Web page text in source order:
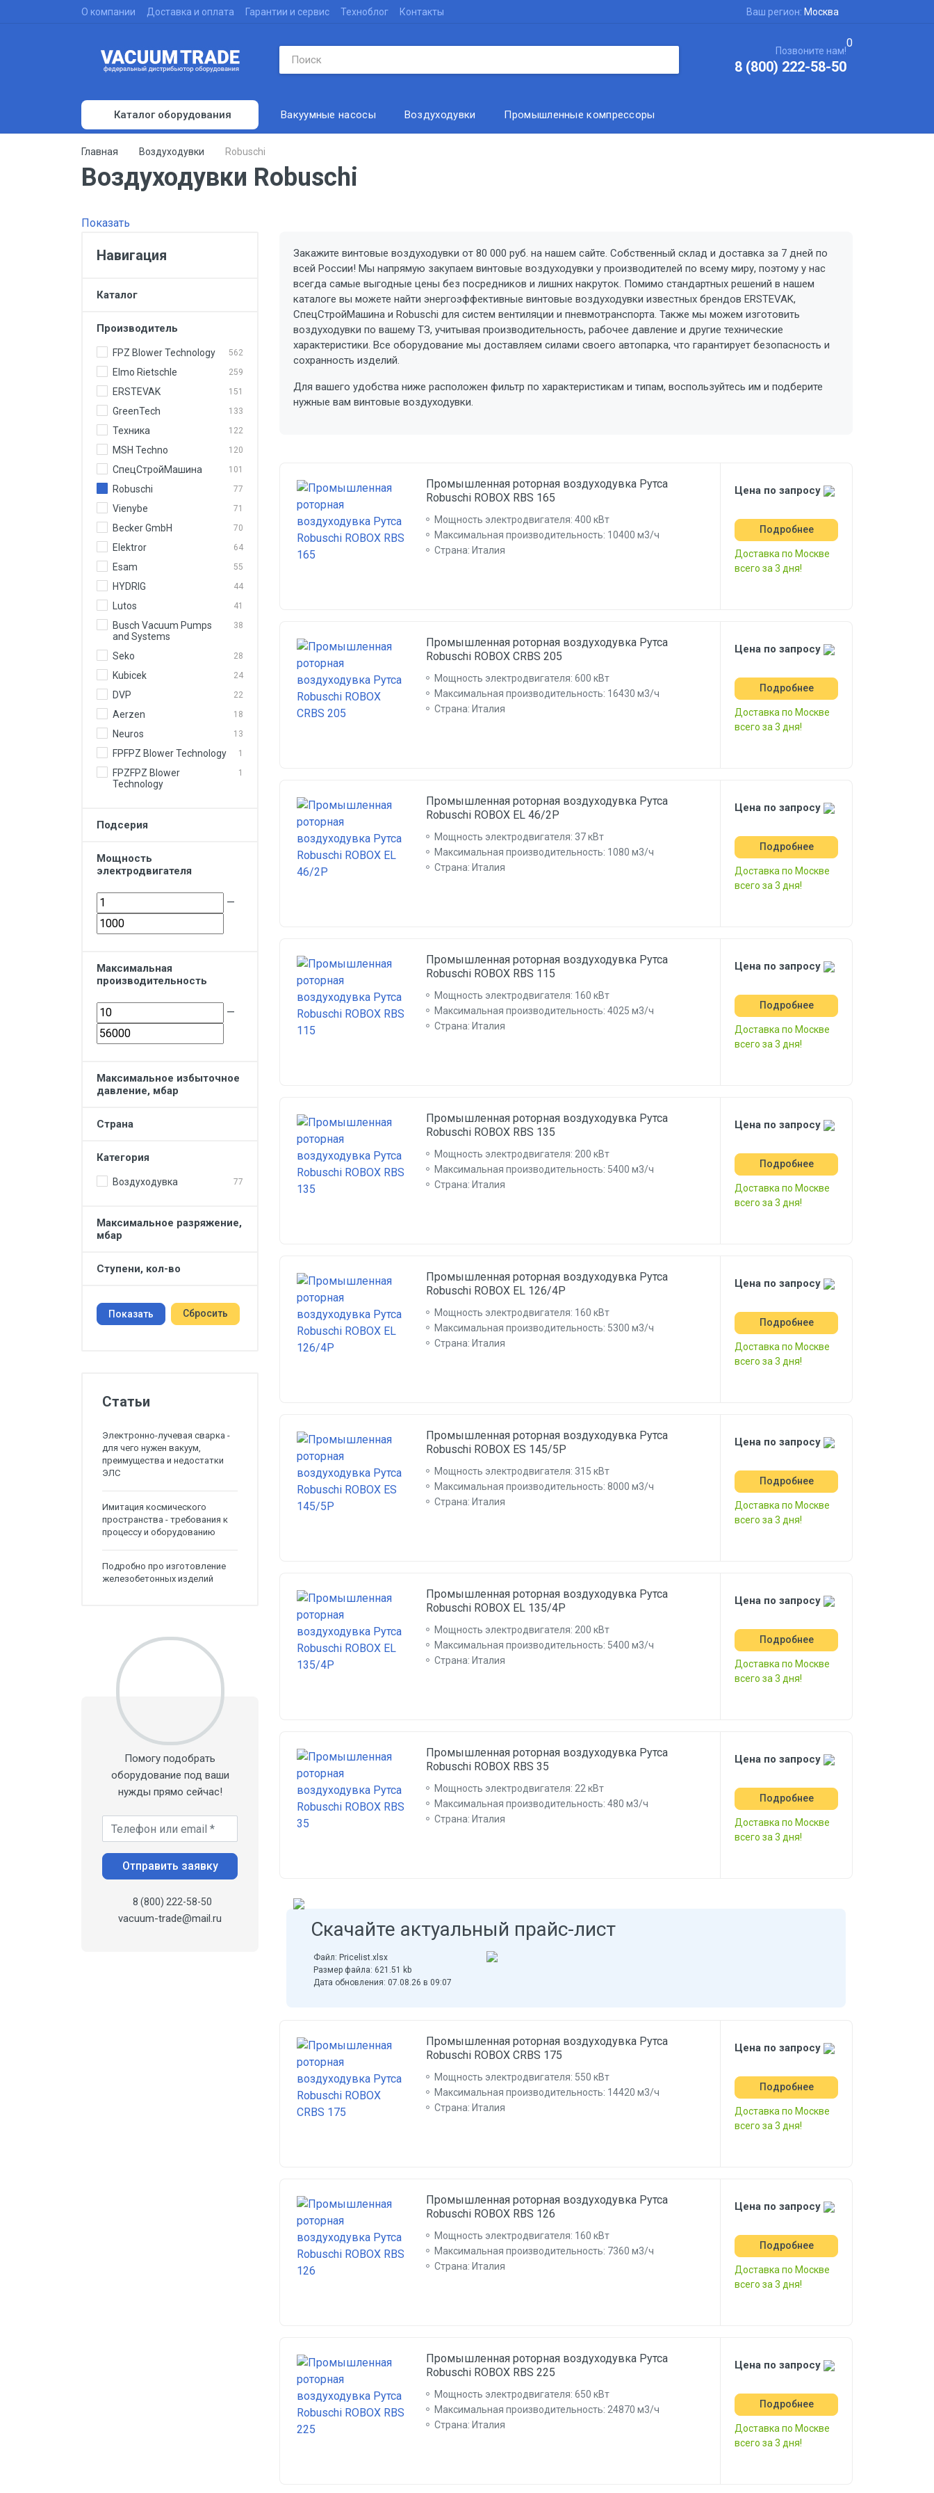
О компании Доставка и оплата Гарантии и сервис Техноблог Контакты Ваш регион: Москва
Позвоните нам!
8 (800) 222-58-50
0
Вакуумные насосы
Воздуходувки
Испытательное оборудование
Вакуумметры
Вакуумные фильтры
Вакуумная арматура
Изостатические прессы
Вакуумные сушильные шкафы
Течеискатели
Вакуумное масло
Вакуумные датчики
Каталог оборудования Вакуумные насосы Воздуходувки Промышленные компрессоры
Главная Воздуходувки Robuschi
Воздуходувки Robuschi
Показать
Навигация
Каталог
Производитель
FPZ Blower Technology 562
Elmo Rietschle 259
ERSTEVAK 151
GreenTech 133
Техника 122
MSH Techno 120
СпецСтройМашина 101
Robuschi 77
Vienybe 71
Becker GmbH 70
Elektror 64
Esam 55
HYDRIG 44
Lutos 41
Busch Vacuum Pumps
and Systems
38
Seko 28
Kubicek 24
DVP 22
Aerzen 18
Neuros 13
FPFPZ Blower Technology 1
FPZFPZ Blower
Technology
1
Подсерия
Мощность
электродвигателя
—
Максимальная
производительность
—
Максимальное избыточное
давление, мбар
Страна
Категория
Воздуходувка 77
Максимальное разряжение,
мбар
Ступени, кол-во
Показать Сбросить
Статьи
Электронно-лучевая сварка -
для чего нужен вакуум,
преимущества и недостатки
ЭЛС
Имитация космического
пространства - требования к
процессу и оборудованию
Подробно про изготовление
железобетонных изделий
Помогу подобрать
оборудование под ваши
нужды прямо сейчас!
Ваш телефон *
Отправить заявку
8 (800) 222-58-50
vacuum-trade@mail.ru
Закажите винтовые воздуходувки от 80 000 руб. на нашем сайте. Собственный склад и доставка за 7 дней по
всей России! Мы напрямую закупаем винтовые воздуходувки у производителей по всему миру, поэтому у нас
всегда самые выгодные цены без посредников и лишних накруток. Помимо стандартных решений в нашем
каталоге вы можете найти энергоэффективные винтовые воздуходувки известных брендов ERSTEVAK,
СпецСтройМашина и Robuschi для систем вентиляции и пневмотранспорта. Также мы можем изготовить
воздуходувки по вашему ТЗ, учитывая производительность, рабочее давление и другие технические
характеристики. Все оборудование мы доставляем силами своего автопарка, что гарантирует безопасность и
сохранность изделий.
Для вашего удобства ниже расположен фильтр по характеристикам и типам, воспользуйтесь им и подберите
нужные вам винтовые воздуходувки.
Промышленная роторная воздуходувка Рутса
Robuschi ROBOX RBS 165
Мощность электродвигателя: 400 кВт
Максимальная производительность: 10400 м3/ч
Страна: Италия
Цена по запросу
Подробнее
Доставка по Москве
всего за 3 дня!
Промышленная роторная воздуходувка Рутса
Robuschi ROBOX CRBS 205
Мощность электродвигателя: 600 кВт
Максимальная производительность: 16430 м3/ч
Страна: Италия
Цена по запросу
Подробнее
Доставка по Москве
всего за 3 дня!
Промышленная роторная воздуходувка Рутса
Robuschi ROBOX EL 46/2P
Мощность электродвигателя: 37 кВт
Максимальная производительность: 1080 м3/ч
Страна: Италия
Цена по запросу
Подробнее
Доставка по Москве
всего за 3 дня!
Промышленная роторная воздуходувка Рутса
Robuschi ROBOX RBS 115
Мощность электродвигателя: 160 кВт
Максимальная производительность: 4025 м3/ч
Страна: Италия
Цена по запросу
Подробнее
Доставка по Москве
всего за 3 дня!
Промышленная роторная воздуходувка Рутса
Robuschi ROBOX RBS 135
Мощность электродвигателя: 200 кВт
Максимальная производительность: 5400 м3/ч
Страна: Италия
Цена по запросу
Подробнее
Доставка по Москве
всего за 3 дня!
Промышленная роторная воздуходувка Рутса
Robuschi ROBOX EL 126/4P
Мощность электродвигателя: 160 кВт
Максимальная производительность: 5300 м3/ч
Страна: Италия
Цена по запросу
Подробнее
Доставка по Москве
всего за 3 дня!
Промышленная роторная воздуходувка Рутса
Robuschi ROBOX ES 145/5P
Мощность электродвигателя: 315 кВт
Максимальная производительность: 8000 м3/ч
Страна: Италия
Цена по запросу
Подробнее
Доставка по Москве
всего за 3 дня!
Промышленная роторная воздуходувка Рутса
Robuschi ROBOX EL 135/4P
Мощность электродвигателя: 200 кВт
Максимальная производительность: 5400 м3/ч
Страна: Италия
Цена по запросу
Подробнее
Доставка по Москве
всего за 3 дня!
Промышленная роторная воздуходувка Рутса
Robuschi ROBOX RBS 35
Мощность электродвигателя: 22 кВт
Максимальная производительность: 480 м3/ч
Страна: Италия
Цена по запросу
Подробнее
Доставка по Москве
всего за 3 дня!
Скачайте актуальный прайс-лист
Файл: Pricelist.xlsx
Размер файла: 621.51 kb
Дата обновления: 07.08.26 в 09:07
Промышленная роторная воздуходувка Рутса
Robuschi ROBOX CRBS 175
Мощность электродвигателя: 550 кВт
Максимальная производительность: 14420 м3/ч
Страна: Италия
Цена по запросу
Подробнее
Доставка по Москве
всего за 3 дня!
Промышленная роторная воздуходувка Рутса
Robuschi ROBOX RBS 126
Мощность электродвигателя: 160 кВт
Максимальная производительность: 7360 м3/ч
Страна: Италия
Цена по запросу
Подробнее
Доставка по Москве
всего за 3 дня!
Промышленная роторная воздуходувка Рутса
Robuschi ROBOX RBS 225
Мощность электродвигателя: 650 кВт
Максимальная производительность: 24870 м3/ч
Страна: Италия
Цена по запросу
Подробнее
Доставка по Москве
всего за 3 дня!